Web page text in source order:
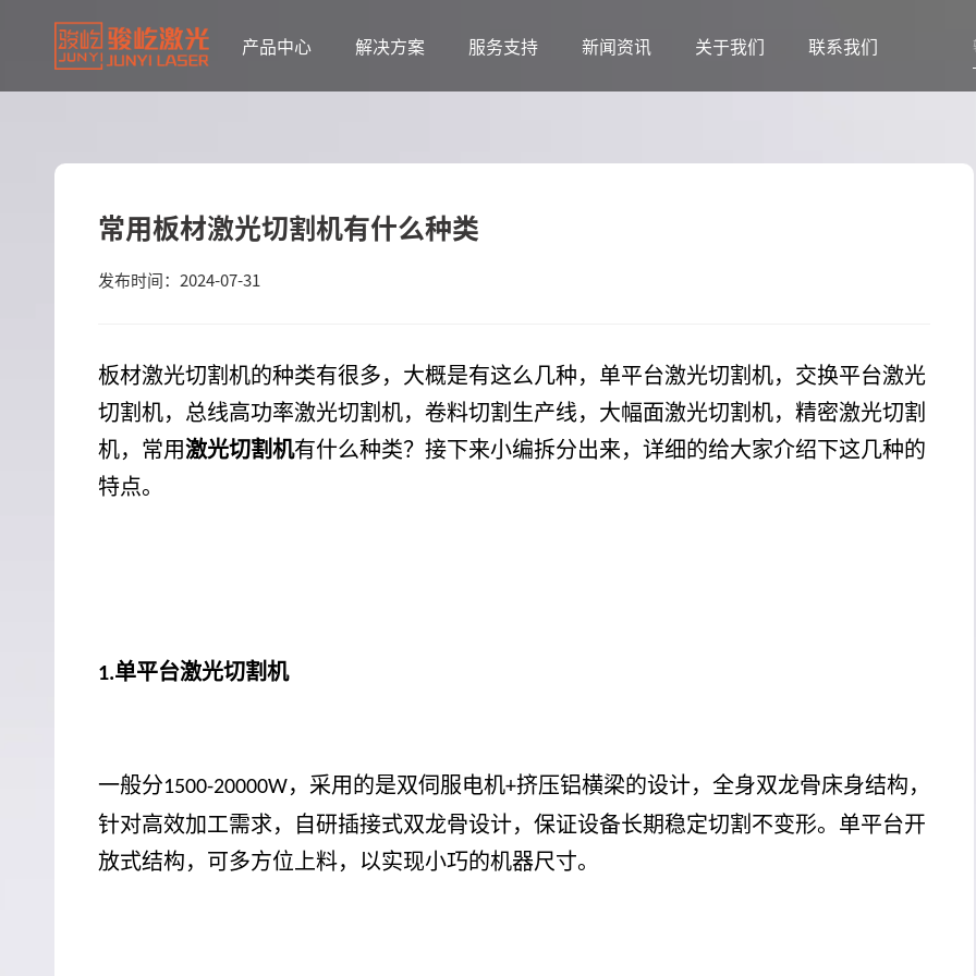
产品中心 解决方案 服务支持 新闻资讯 关于我们 联系我们
常用板材激光切割机有什么种类
发布时间：2024-07-31
板材激光切割机的种类有很多，大概是有这么几种，单平台激光切割机，交换平台激光
切割机，总线高功率激光切割机，卷料切割生产线，大幅面激光切割机，精密激光切割
机，常用激光切割机有什么种类？接下来小编拆分出来，详细的给大家介绍下这几种的
特点。
1.单平台激光切割机
一般分1500-20000W，采用的是双伺服电机+挤压铝横梁的设计，全身双龙骨床身结构，
针对高效加工需求，自研插接式双龙骨设计，保证设备长期稳定切割不变形。单平台开
放式结构，可多方位上料，以实现小巧的机器尺寸。